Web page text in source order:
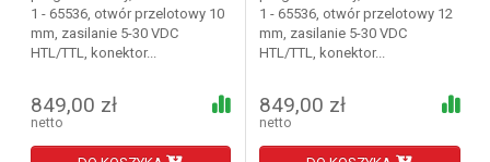
1 - 65536, otwór przelotowy 10
mm, zasilanie 5-30 VDC
HTL/TTL, konektor...
849,00 zł
netto
1 - 65536, otwór przelotowy 12
mm, zasilanie 5-30 VDC
HTL/TTL, konektor...
849,00 zł
netto